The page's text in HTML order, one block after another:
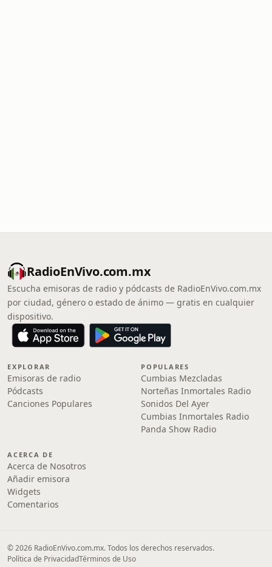
RadioEnVivo.com.mx
Escucha emisoras de radio y pódcasts de RadioEnVivo.com.mx
por ciudad, género o estado de ánimo — gratis en cualquier
dispositivo.
EXPLORAR
Emisoras de radio
Pódcasts
Canciones Populares
POPULARES
Cumbias Mezcladas
Norteñas Inmortales Radio
Sonidos Del Ayer
Cumbias Inmortales Radio
Panda Show Radio
ACERCA DE
Acerca de Nosotros
Añadir emisora
Widgets
Comentarios
© 2026 RadioEnVivo.com.mx. Todos los derechos reservados.
Política de PrivacidadTérminos de Uso